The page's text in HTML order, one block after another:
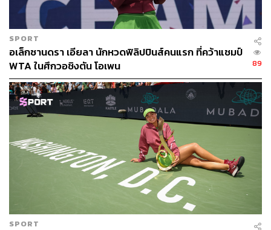
SPORT
อเล็กซานดรา เอียลา นักหวดฟิลิปปินส์คนแรก ที่คว้าแชมป์
WTA ในศึกวอชิงตัน โอเพน
89
SPORT